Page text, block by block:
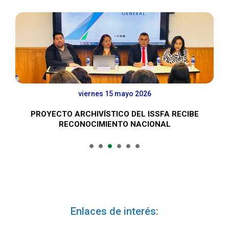
viernes 15 mayo 2026
PROYECTO ARCHIVÍSTICO DEL ISSFA RECIBE
RECONOCIMIENTO NACIONAL
Enlaces de interés: